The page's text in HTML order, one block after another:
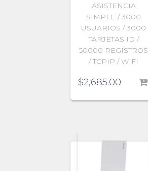
ASISTENCIA
SIMPLE / 3000
USUARIOS / 3000
TARJETAS ID /
50000 REGISTROS
/ TCPIP / WIFI
$2,685.00